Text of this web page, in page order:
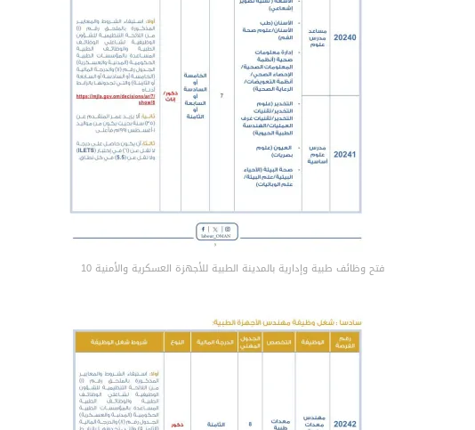
‏فتح وظائف طبية وإدارية بالمدينة الطبية للأجهزة العسكرية والأمنية 10